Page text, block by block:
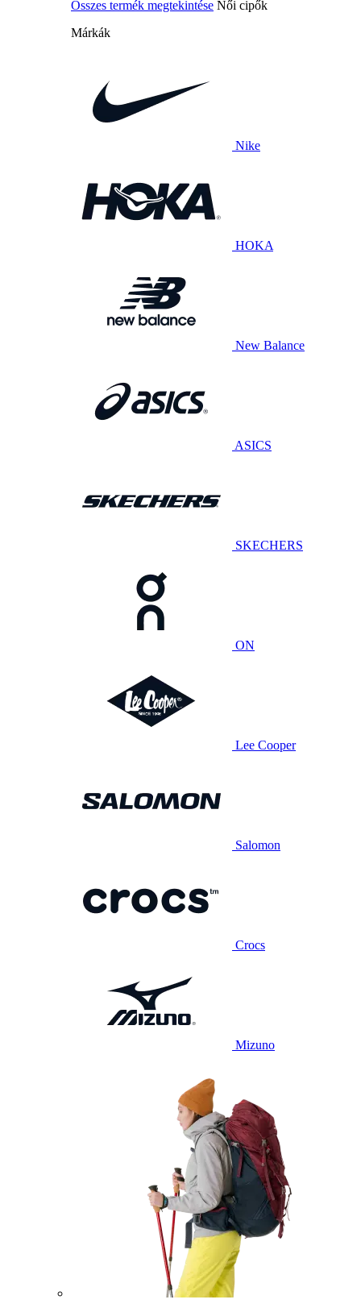
Összes termék megtekintése Női cipők
Márkák
Nike
HOKA
New Balance
ASICS
SKECHERS
ON
Lee Cooper
Salomon
Crocs
Mizuno